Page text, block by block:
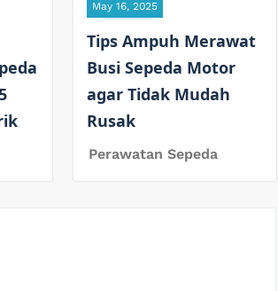
May 16, 2025
Tips Ampuh Merawat
Busi Sepeda Motor
agar Tidak Mudah
Rusak
Perawatan Sepeda